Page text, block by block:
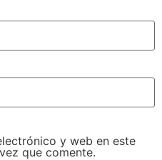
y web en este
que comente.